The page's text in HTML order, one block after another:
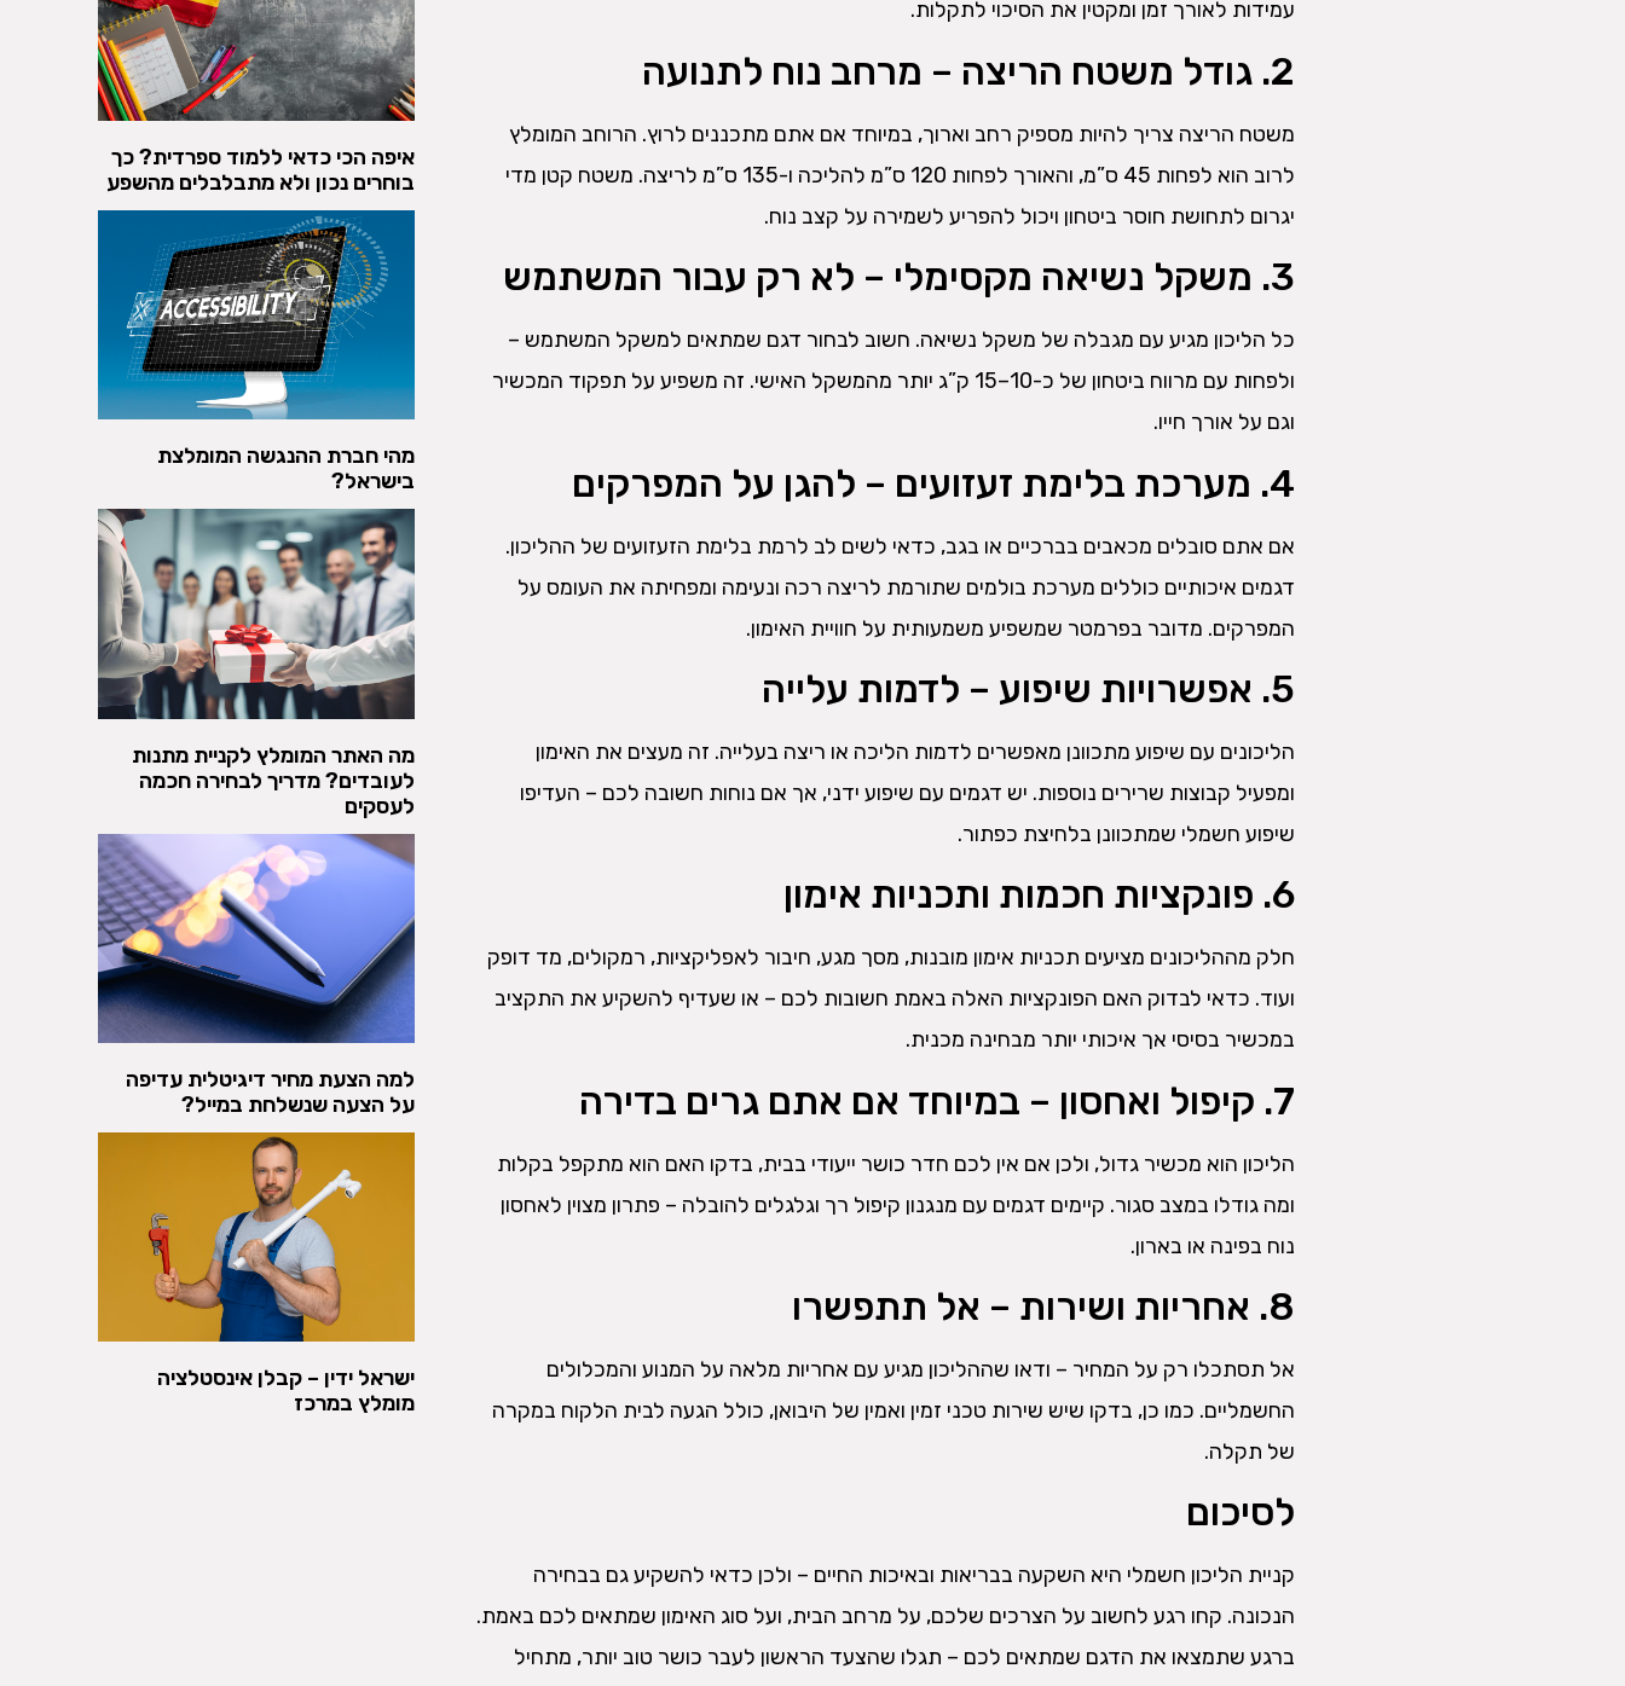
עמידות לאורך זמן ומקטין את הסיכוי לתקלות.
2. גודל משטח הריצה – מרחב נוח לתנועה
משטח הריצה צריך להיות מספיק רחב וארוך, במיוחד אם אתם מתכננים לרוץ. הרוחב המומלץ
לרוב הוא לפחות 45 ס”מ, והאורך לפחות 120 ס”מ להליכה ו-135 ס”מ לריצה. משטח קטן מדי
יגרום לתחושת חוסר ביטחון ויכול להפריע לשמירה על קצב נוח.
3. משקל נשיאה מקסימלי – לא רק עבור המשתמש
כל הליכון מגיע עם מגבלה של משקל נשיאה. חשוב לבחור דגם שמתאים למשקל המשתמש –
ולפחות עם מרווח ביטחון של כ-10–15 ק”ג יותר מהמשקל האישי. זה משפיע על תפקוד המכשיר
וגם על אורך חייו.
4. מערכת בלימת זעזועים – להגן על המפרקים
אם אתם סובלים מכאבים בברכיים או בגב, כדאי לשים לב לרמת בלימת הזעזועים של ההליכון.
דגמים איכותיים כוללים מערכת בולמים שתורמת לריצה רכה ונעימה ומפחיתה את העומס על
המפרקים. מדובר בפרמטר שמשפיע משמעותית על חוויית האימון.
5. אפשרויות שיפוע – לדמות עלייה
הליכונים עם שיפוע מתכוונן מאפשרים לדמות הליכה או ריצה בעלייה. זה מעצים את האימון
ומפעיל קבוצות שרירים נוספות. יש דגמים עם שיפוע ידני, אך אם נוחות חשובה לכם – העדיפו
שיפוע חשמלי שמתכוונן בלחיצת כפתור.
6. פונקציות חכמות ותכניות אימון
חלק מההליכונים מציעים תכניות אימון מובנות, מסך מגע, חיבור לאפליקציות, רמקולים, מד דופק
ועוד. כדאי לבדוק האם הפונקציות האלה באמת חשובות לכם – או שעדיף להשקיע את התקציב
במכשיר בסיסי אך איכותי יותר מבחינה מכנית.
7. קיפול ואחסון – במיוחד אם אתם גרים בדירה
הליכון הוא מכשיר גדול, ולכן אם אין לכם חדר כושר ייעודי בבית, בדקו האם הוא מתקפל בקלות
ומה גודלו במצב סגור. קיימים דגמים עם מנגנון קיפול רך וגלגלים להובלה – פתרון מצוין לאחסון
נוח בפינה או בארון.
8. אחריות ושירות – אל תתפשרו
אל תסתכלו רק על המחיר – ודאו שההליכון מגיע עם אחריות מלאה על המנוע והמכלולים
החשמליים. כמו כן, בדקו שיש שירות טכני זמין ואמין של היבואן, כולל הגעה לבית הלקוח במקרה
של תקלה.
לסיכום
קניית הליכון חשמלי היא השקעה בבריאות ובאיכות החיים – ולכן כדאי להשקיע גם בבחירה
הנכונה. קחו רגע לחשוב על הצרכים שלכם, על מרחב הבית, ועל סוג האימון שמתאים לכם באמת.
ברגע שתמצאו את הדגם שמתאים לכם – תגלו שהצעד הראשון לעבר כושר טוב יותר, מתחיל
איפה הכי כדאי ללמוד ספרדית? כך
בוחרים נכון ולא מתבלבלים מהשפע
מהי חברת ההנגשה המומלצת
בישראל?
מה האתר המומלץ לקניית מתנות
לעובדים? מדריך לבחירה חכמה
לעסקים
למה הצעת מחיר דיגיטלית עדיפה
על הצעה שנשלחת במייל?
ישראל ידין – קבלן אינסטלציה
מומלץ במרכז